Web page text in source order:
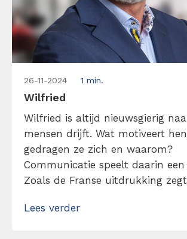
26-11-2024 1 min.
Wilfried
Wilfried is altijd nieuwsgierig
mensen drijft. Wat motiveert
gedragen ze zich en waarom?
Communicatie speelt daarin
Zoals de Franse uitdrukking
een boodschap wordt gebracht,
Lees verder